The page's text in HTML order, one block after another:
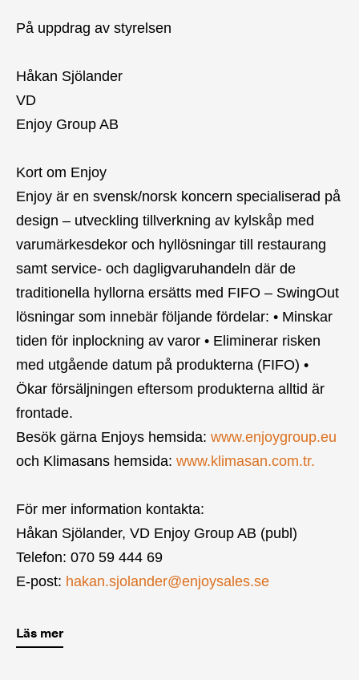
På uppdrag av styrelsen
Håkan Sjölander
VD
Enjoy Group AB
Kort om Enjoy
Enjoy är en svensk/norsk koncern specialiserad på
design – utveckling tillverkning av kylskåp med
varumärkesdekor och hyllösningar till restaurang
samt service- och dagligvaruhandeln där de
traditionella hyllorna ersätts med FIFO – SwingOut
lösningar som innebär följande fördelar: • Minskar
tiden för inplockning av varor • Eliminerar risken
med utgående datum på produkterna (FIFO) •
Ökar försäljningen eftersom produkterna alltid är
frontade.
Besök gärna Enjoys hemsida: www.enjoygroup.eu
och Klimasans hemsida: www.klimasan.com.tr.
För mer information kontakta:
Håkan Sjölander, VD Enjoy Group AB (publ)
Telefon: 070 59 444 69
E-post: hakan.sjolander@enjoysales.se
Läs mer